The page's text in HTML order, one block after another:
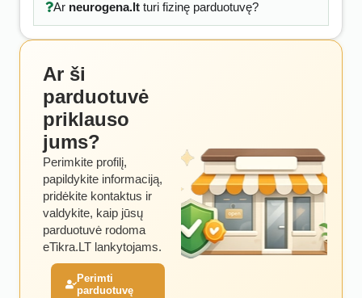
Ar neurogena.ltturi fizinę parduotuvę?
Ar ši
parduotuvė
priklauso
jums?
Perimkite profilį,
papildykite informaciją,
pridėkite kontaktus ir
valdykite, kaip jūsų
parduotuvė rodoma
eTikra.LT lankytojams.
Perimti
parduotuvę